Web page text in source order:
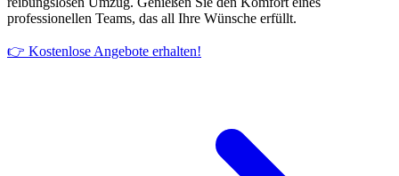
professionellen Teams, das all Ihre Wünsche erfüllt.
👉 Kostenlose Angebote erhalten!